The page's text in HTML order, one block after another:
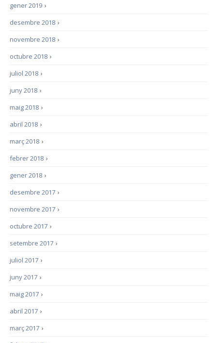
›
gener 2019
›
desembre 2018
›
novembre 2018
›
octubre 2018
›
juliol 2018
›
juny 2018
›
maig 2018
›
abril 2018
›
març 2018
›
febrer 2018
›
gener 2018
›
desembre 2017
›
novembre 2017
›
octubre 2017
›
setembre 2017
›
juliol 2017
›
juny 2017
›
maig 2017
›
abril 2017
›
març 2017